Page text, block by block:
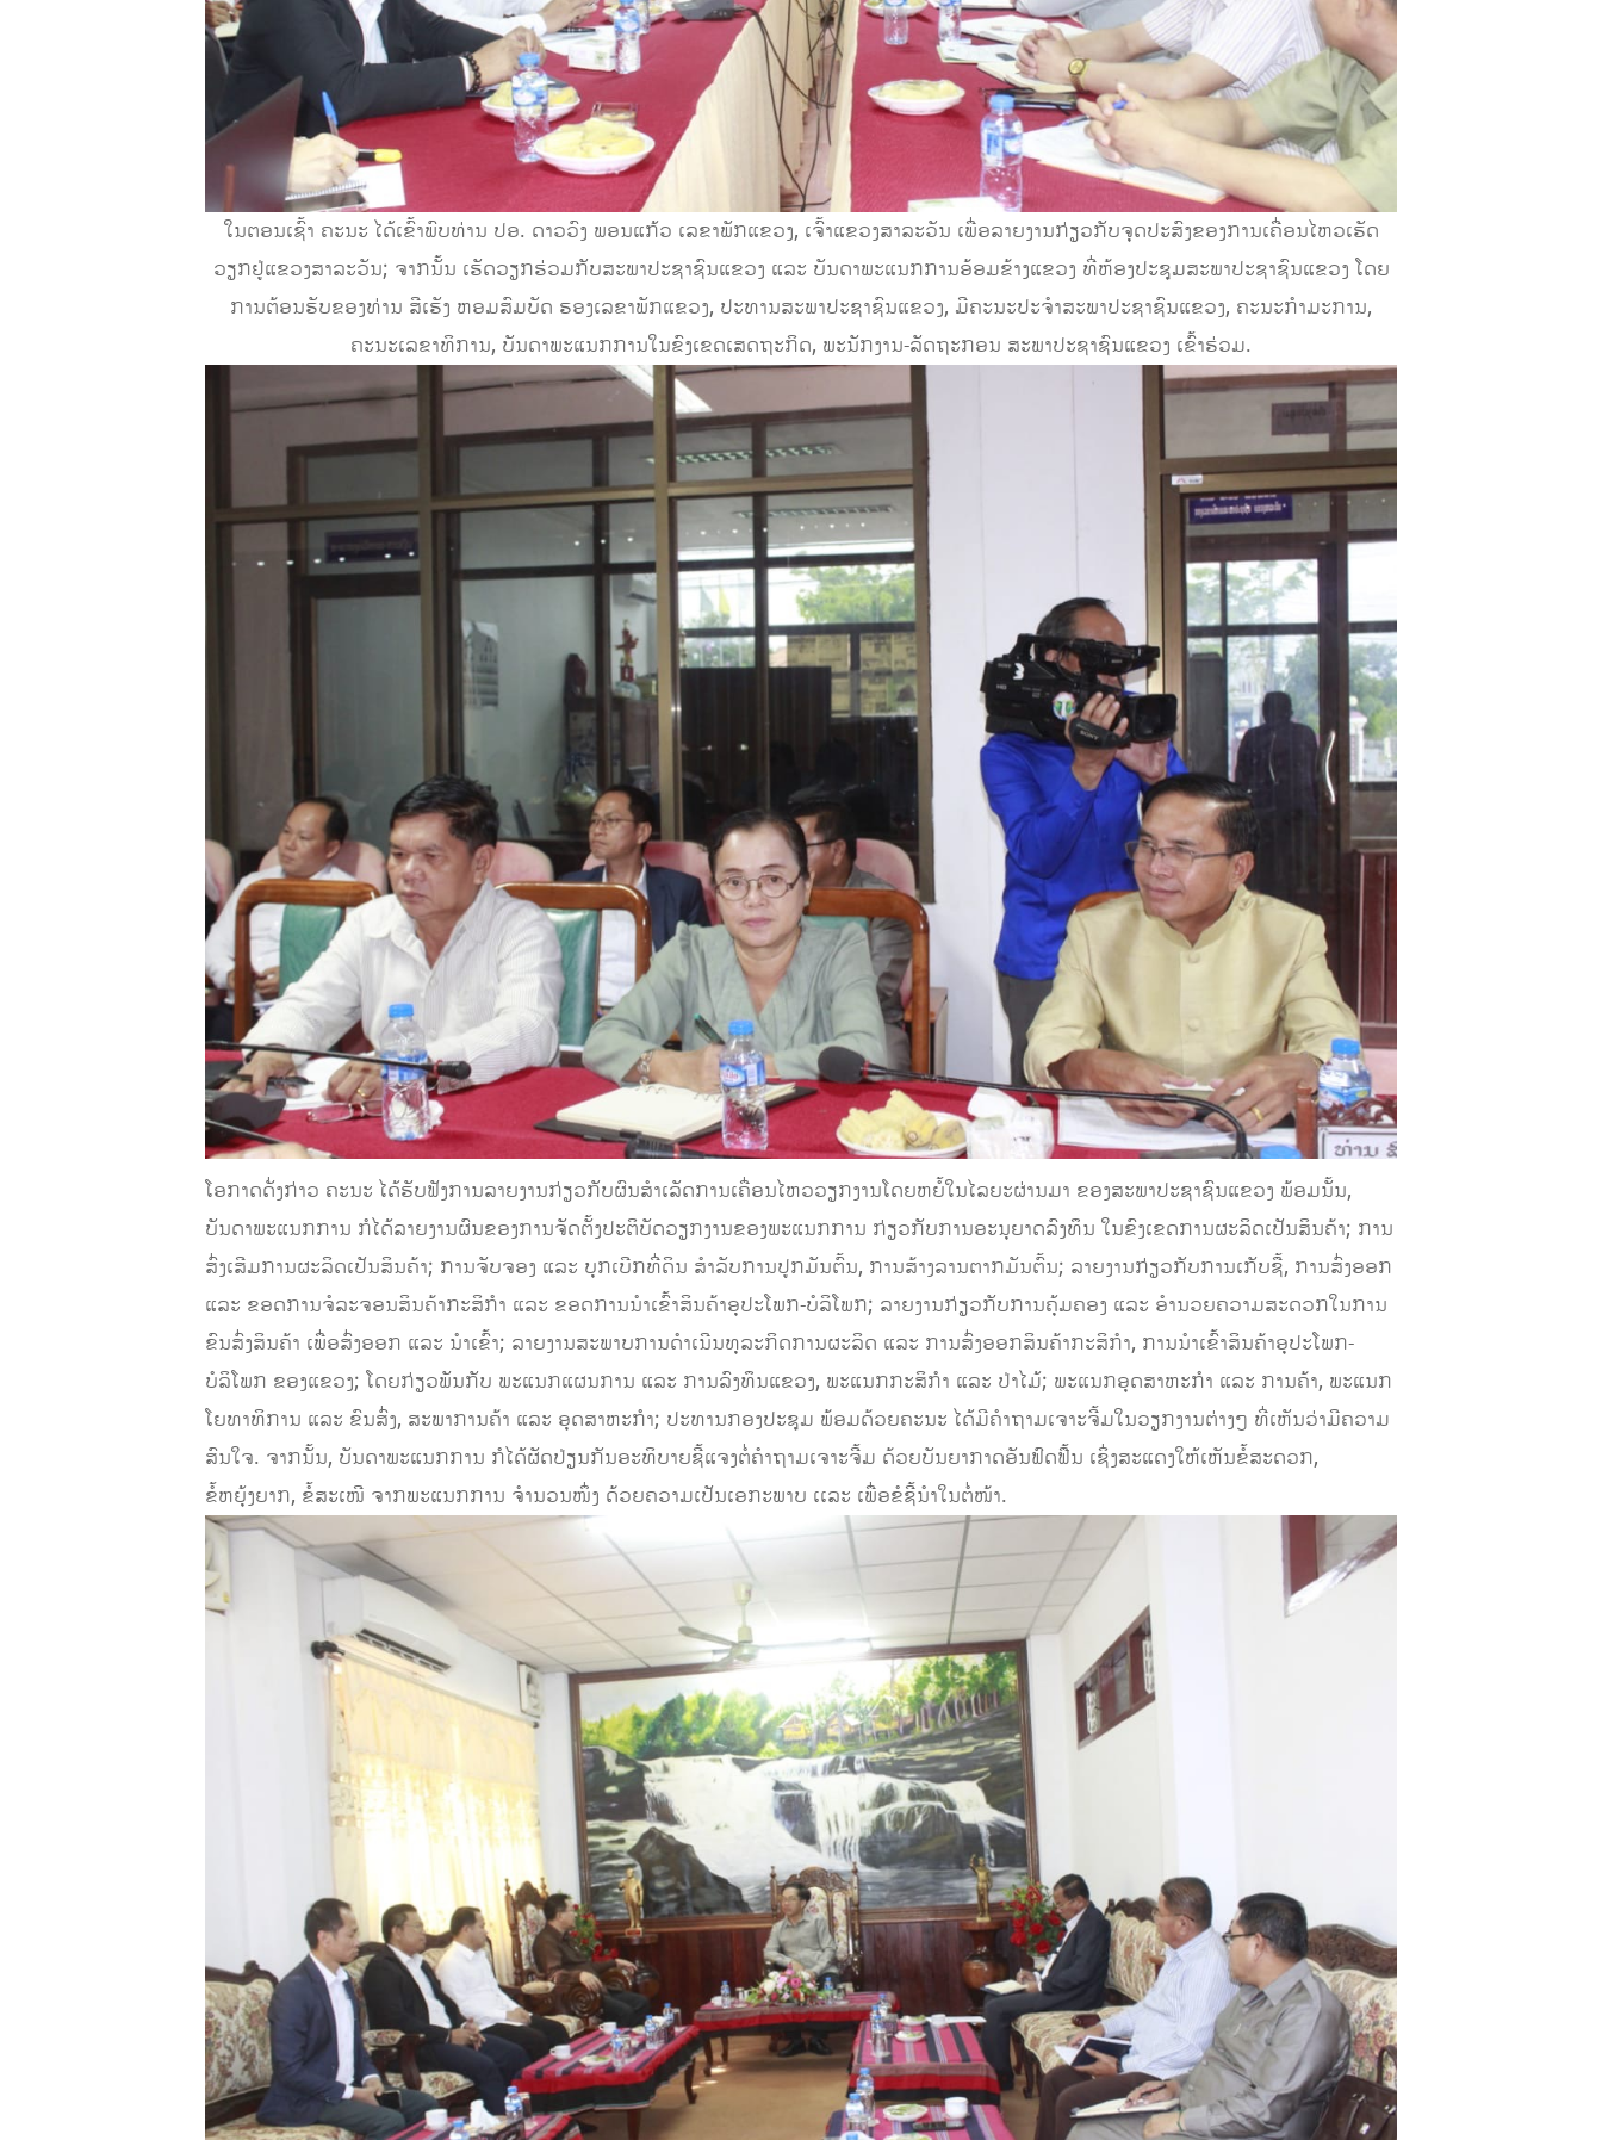
ໃນຕອນເຊົ້າ ຄະນະ ໄດ້ເຂົ້າພົບທ່ານ ປອ. ດາວວົງ ພອນແກ້ວ ເລຂາພັກແຂວງ, ເຈົ້າແຂວງສາລະວັນ ເພື່ອລາຍງານກ່ຽວກັບຈຸດປະສົງຂອງການເຄື່ອນໄຫວເຮັດ
ວຽກຢູ່ແຂວງສາລະວັນ; ຈາກນັ້ນ ເຮັດວຽກຮ່ວມກັບສະພາປະຊາຊົນແຂວງ ແລະ ບັນດາພະແນກການອ້ອມຂ້າງແຂວງ ທີ່ຫ້ອງປະຊຸມສະພາປະຊາຊົນແຂວງ ໂດຍ
ການຕ້ອນຮັບຂອງທ່ານ ສີເຮັງ ຫອມສົມບັດ ຮອງເລຂາພັກແຂວງ, ປະທານສະພາປະຊາຊົນແຂວງ, ມີຄະນະປະຈໍາສະພາປະຊາຊົນແຂວງ, ຄະນະກໍາມະການ,
ຄະນະເລຂາທິການ, ບັນດາພະແນກການໃນຂົງເຂດເສດຖະກິດ, ພະນັກງານ-ລັດຖະກອນ ສະພາປະຊາຊົນແຂວງ ເຂົ້າຮ່ວມ.
ໂອກາດດັ່ງກ່າວ ຄະນະ ໄດ້ຮັບຟັງການລາຍງານກ່ຽວກັບຜົນສໍາເລັດການເຄື່ອນໄຫວວຽກງານໂດຍຫຍໍ້ໃນໄລຍະຜ່ານມາ ຂອງສະພາປະຊາຊົນແຂວງ ພ້ອມນັ້ນ,
ບັນດາພະແນກການ ກໍໄດ້ລາຍງານຜົນຂອງການຈັດຕັ້ງປະຕິບັດວຽກງານຂອງພະແນກການ ກ່ຽວກັບການອະນຸຍາດລົງທຶນ ໃນຂົງເຂດການຜະລິດເປັນສິນຄ້າ; ການ
ສົ່ງເສີມການຜະລິດເປັນສິນຄ້າ; ການຈັບຈອງ ແລະ ບຸກເບີກທີ່ດິນ ສໍາລັບການປູກມັນຕົ້ນ, ການສ້າງລານຕາກມັນຕົ້ນ; ລາຍງານກ່ຽວກັບການເກັບຊື້, ການສົ່ງອອກ
ແລະ ຂອດການຈໍລະຈອນສິນຄ້າກະສິກໍາ ແລະ ຂອດການນໍາເຂົ້າສິນຄ້າອຸປະໂພກ-ບໍລິໂພກ; ລາຍງານກ່ຽວກັບການຄຸ້ມຄອງ ແລະ ອໍານວຍຄວາມສະດວກໃນການ
ຂົນສົ່ງສິນຄ້າ ເພື່ອສົ່ງອອກ ແລະ ນໍາເຂົ້າ; ລາຍງານສະພາບການດໍາເນີນທຸລະກິດການຜະລິດ ແລະ ການສົ່ງອອກສິນຄ້າກະສິກໍາ, ການນໍາເຂົ້າສິນຄ້າອຸປະໂພກ-
ບໍລິໂພກ ຂອງແຂວງ; ໂດຍກ່ຽວພັນກັບ ພະແນກແຜນການ ແລະ ການລົງທຶນແຂວງ, ພະແນກກະສິກໍາ ແລະ ປ່າໄມ້; ພະແນກອຸດສາຫະກໍາ ແລະ ການຄ້າ, ພະແນກ
ໂຍທາທິການ ແລະ ຂົນສົ່ງ, ສະພາການຄ້າ ແລະ ອຸດສາຫະກໍາ; ປະທານກອງປະຊຸມ ພ້ອມດ້ວຍຄະນະ ໄດ້ມີຄໍາຖາມເຈາະຈີ້ມໃນວຽກງານຕ່າງໆ ທີ່ເຫັນວ່າມີຄວາມ
ສົນໃຈ. ຈາກນັ້ນ, ບັນດາພະແນກການ ກໍໄດ້ຜັດປ່ຽນກັນອະທິບາຍຊີ້ແຈງຕໍ່ຄໍາຖາມເຈາະຈີ້ມ ດ້ວຍບັນຍາກາດອັນຟົດຟື້ນ ເຊິ່ງສະແດງໃຫ້ເຫັນຂໍ້ສະດວກ,
ຂໍ້ຫຍຸ້ງຍາກ, ຂໍ້ສະເໜີ ຈາກພະແນກການ ຈໍານວນໜຶ່ງ ດ້ວຍຄວາມເປັນເອກະພາບ ເເລະ ເພື່ອຂໍຊີ້ນໍາໃນຕໍ່ໜ້າ.